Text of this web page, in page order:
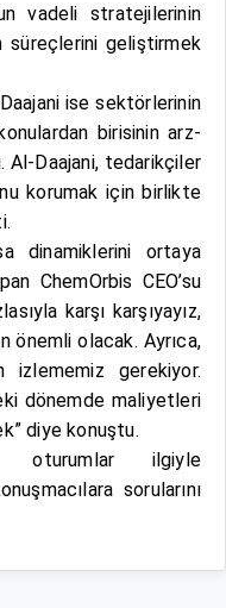
vadeli stratejilerinin
süreçlerini geliştirmek
ise sektörlerinin
birisinin arz-
Al-Daajani, tedarikçiler
korumak için birlikte
dinamiklerini ortaya
ChemOrbis CEO’su
karşı karşıyayız,
önemli olacak. Ayrıca,
izlememiz gerekiyor.
dönemde maliyetleri
diye konuştu.
oturumlar ilgiyle
sorularını